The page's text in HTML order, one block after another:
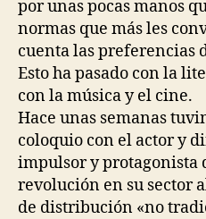
por unas pocas manos
normas que más les
cuenta las preferencias
Esto ha pasado con la
con la música y el cine.
Hace unas semanas
coloquio con el actor y
impulsor y protagonista
revolución en su sector
de distribución «no